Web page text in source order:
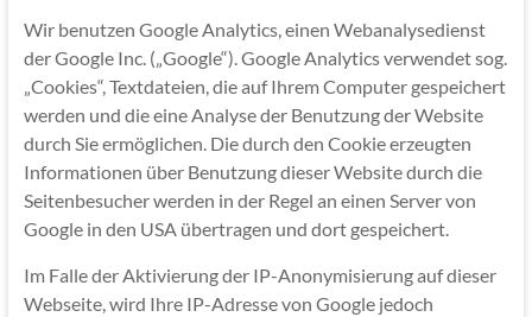
Wir benutzen Google Analytics, einen Webanalysedienst
der Google Inc. („Google“). Google Analytics verwendet sog.
„Cookies“, Textdateien, die auf Ihrem Computer gespeichert
werden und die eine Analyse der Benutzung der Website
durch Sie ermöglichen. Die durch den Cookie erzeugten
Informationen über Benutzung dieser Website durch die
Seitenbesucher werden in der Regel an einen Server von
Google in den USA übertragen und dort gespeichert.
Im Falle der Aktivierung der IP-Anonymisierung auf dieser
Webseite, wird Ihre IP-Adresse von Google jedoch